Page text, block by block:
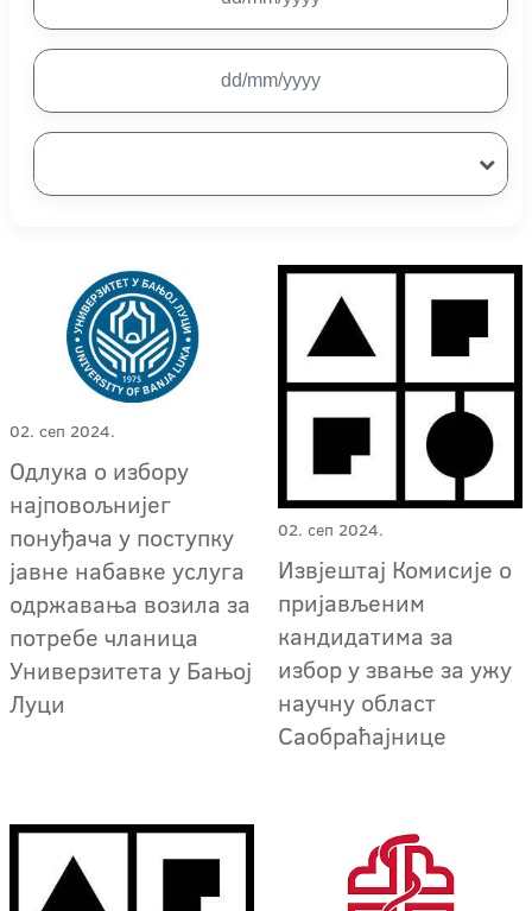
02. сеп 2024.
Одлука о избору
најповољнијег
понуђача у поступку
јавне набавке услуга
одржавања возила за
потребе чланица
Универзитета у Бањој
Луци
02. сеп 2024.
Извјештај Комисије о
пријављеним
кандидатима за
избор у звање за ужу
научну област
Саобраћајнице